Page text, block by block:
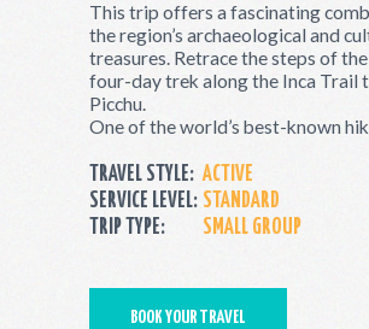
This trip offers a fascinating
the region’s archaeological and
treasures. Retrace the steps of
four-day trek along the Inca Trail
Picchu.
One of the world’s best-known
TRAVEL STYLE: ACTIVE
SERVICE LEVEL: STANDARD
TRIP TYPE:
SMALL GROUP
BOOK YOUR TRAVEL